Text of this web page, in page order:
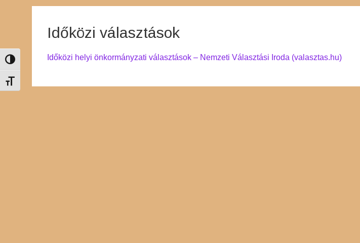
Nagy kontraszt váltása
Betűméret váltása
Időközi választások
Időközi helyi önkormányzati választások – Nemzeti Választási Iroda (valasztas.hu)